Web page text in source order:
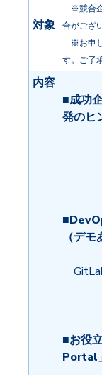
対象
※競合企
合がござ
※お申し
す。ご了
内容
■成功
発のヒ
（デモ
■お役
Portal